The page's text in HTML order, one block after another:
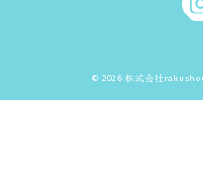
© 2026 株式会社rakushou